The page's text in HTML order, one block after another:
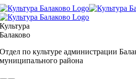
Skip
to
content
Культура
Балаково
Отдел по культуре администрации
муниципального района